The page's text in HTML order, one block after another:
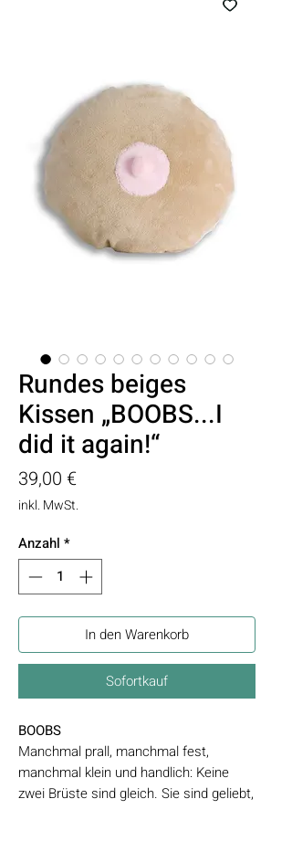
Rundes beiges
Kissen „BOOBS...I
did it again!“
39,00 €Preis
inkl. MwSt.
Anzahl *
In den Warenkorb
Sofortkauf
BOOBS
Manchmal prall, manchmal fest,
manchmal klein und handlich: Keine
zwei Brüste sind gleich. Sie sind geliebt,